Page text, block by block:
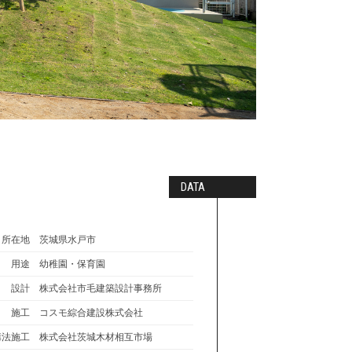
DATA
所在地 茨城県水戸市
用途 幼稚園・保育園
設計 株式会社市毛建築設計事務所
施工 コスモ綜合建設株式会社
施工 株式会社茨城木材相互市場